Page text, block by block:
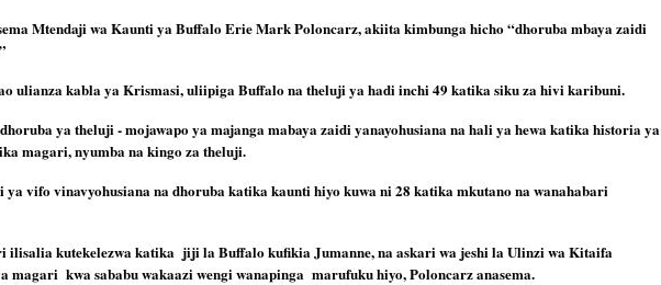
Mtendaji wa Kaunti ya Buffalo Erie Mark Poloncarz, akiita kimbunga hicho “dhoruba mbaya zaidi
ulianza kabla ya Krismasi, uliipiga Buffalo na theluji ya hadi inchi 49 katika siku za hivi karibuni.
ya theluji - mojawapo ya majanga mabaya zaidi yanayohusiana na hali ya hewa katika historia ya
magari, nyumba na kingo za theluji.
vifo vinavyohusiana na dhoruba katika kaunti hiyo kuwa ni 28 katika mkutano na wanahabari
ilisalia kutekelezwa katika  jiji la Buffalo kufikia Jumanne, na askari wa jeshi la Ulinzi wa Kitaifa
kwa sababu wakaazi wengi wanapinga  marufuku hiyo, Poloncarz anasema.